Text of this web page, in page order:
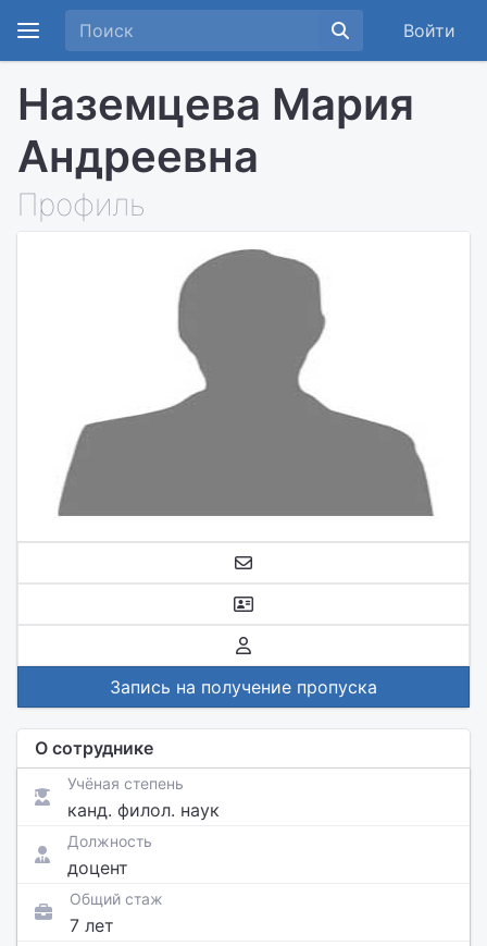
Войти
Наземцева Мария
Андреевна
Профиль
Запись на получение пропуска
О сотруднике
Учёная степень
канд. филол. наук
Должность
доцент
Общий стаж
7 лет